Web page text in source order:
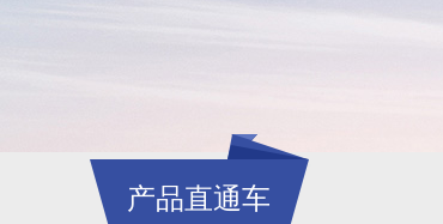
产品直通车